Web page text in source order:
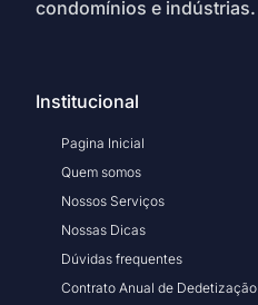
condomínios e indústrias.
Institucional
Pagina Inicial
Quem somos
Nossos Serviços
Nossas Dicas
Dúvidas frequentes
Contrato Anual de Dedetização